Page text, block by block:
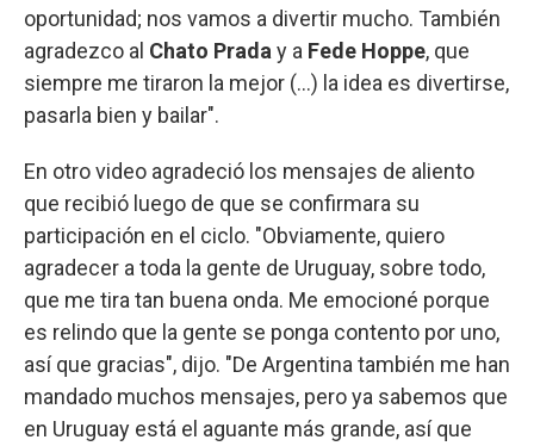
oportunidad; nos vamos a divertir mucho. También
agradezco al Chato Prada y a Fede Hoppe, que
siempre me tiraron la mejor (...) la idea es divertirse,
pasarla bien y bailar".
En otro video agradeció los mensajes de aliento
que recibió luego de que se confirmara su
participación en el ciclo. "Obviamente, quiero
agradecer a toda la gente de Uruguay, sobre todo,
que me tira tan buena onda. Me emocioné porque
es relindo que la gente se ponga contento por uno,
así que gracias", dijo. "De Argentina también me han
mandado muchos mensajes, pero ya sabemos que
en Uruguay está el aguante más grande, así que